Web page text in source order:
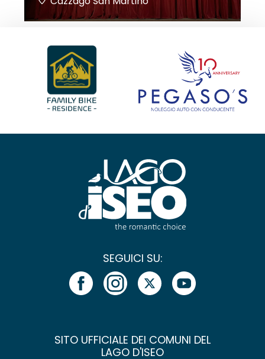
SEGUICI SU:
SITO UFFICIALE DEI COMUNI DEL
LAGO D'ISEO